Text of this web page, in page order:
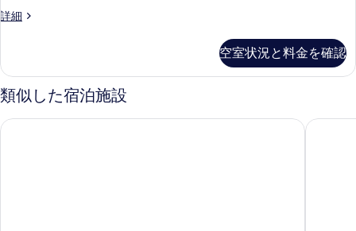
ル
ム
の
す
べ
詳細
ス
ー
ド
ル
ム
空室状況と料金を確認
類似した宿泊施設
デカメロン サン ルイス - オールインクルーシブ ホテル